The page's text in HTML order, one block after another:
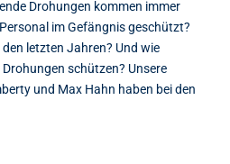
Drohungen kommen immer
im Gefängnis geschützt?
letzten Jahren? Und wie
schützen? Unsere
und Max Hahn haben bei den